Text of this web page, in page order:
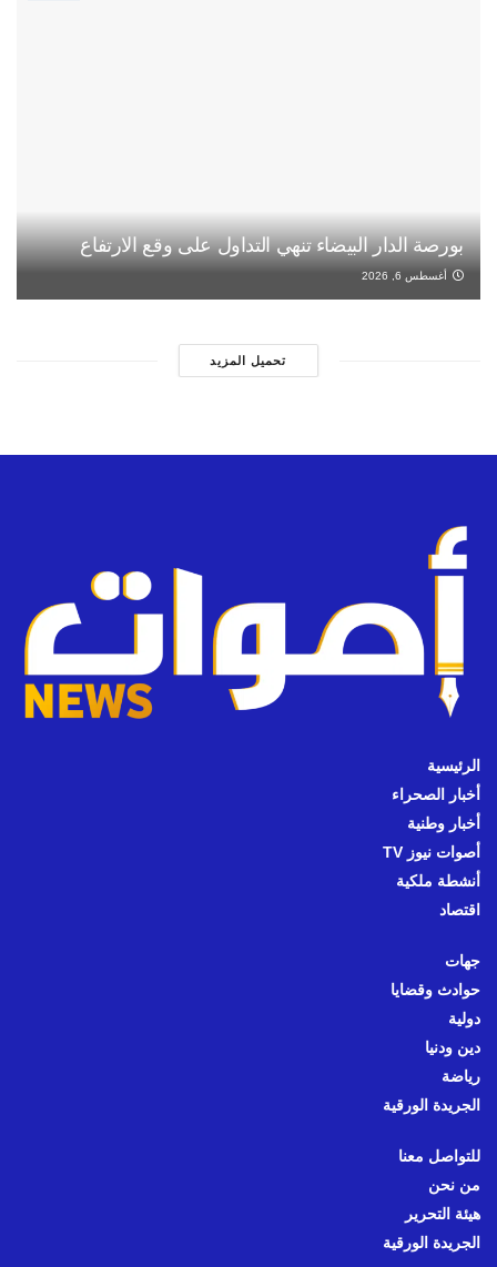
بورصة الدار البيضاء تنهي التداول على وقع الارتفاع
أغسطس 6, 2026
تحميل المزيد
الرئيسية
أخبار الصحراء
أخبار وطنية
أصوات نيوز TV
أنشطة ملكية
اقتصاد
جهات
حوادث وقضايا
دولية
دين ودنيا
رياضة
الجريدة الورقية
للتواصل معنا
من نحن
هيئة التحرير
الجريدة الورقية